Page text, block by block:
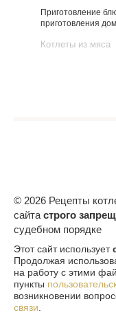
Приготовление
приготовления
Котлеты из мяса
© 2026 Рецепты
сайта строго
судебном порядке
Этот сайт использует
Продолжая
на работу с этими
пункты
возникновении
связи.